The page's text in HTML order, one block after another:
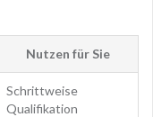
Nutzen für Sie
Schrittweise
Qualifikation